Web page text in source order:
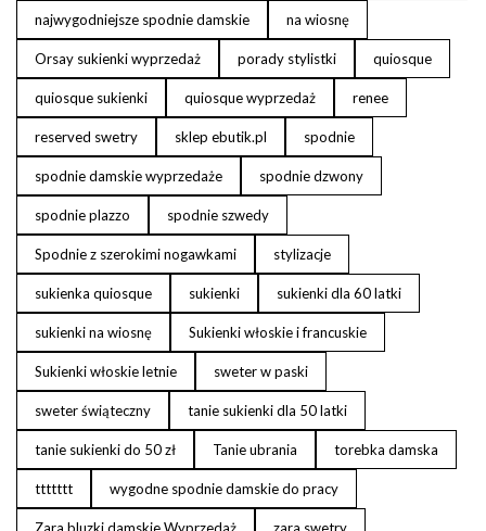
najwygodniejsze spodnie damskie na wiosnę
Orsay sukienki wyprzedaż porady stylistki quiosque
quiosque sukienki quiosque wyprzedaż renee
reserved swetry sklep ebutik.pl spodnie
spodnie damskie wyprzedaże spodnie dzwony
spodnie plazzo spodnie szwedy
Spodnie z szerokimi nogawkami stylizacje
sukienka quiosque sukienki sukienki dla 60 latki
sukienki na wiosnę Sukienki włoskie i francuskie
Sukienki włoskie letnie sweter w paski
sweter świąteczny tanie sukienki dla 50 latki
tanie sukienki do 50 zł Tanie ubrania torebka damska
ttttttt wygodne spodnie damskie do pracy
Zara bluzki damskie Wyprzedaż zara swetry